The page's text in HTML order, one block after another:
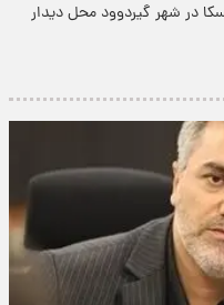
در شهر گیردوود محل دیدار